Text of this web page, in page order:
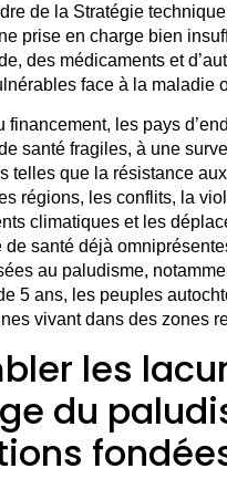
de la Stratégie
prise en charge bien
des médicaments et
face à la maladie
financement, les pays
santé fragiles, à une
telles que la résistance
régions, les conflits, la
climatiques et les
de santé déjà
au paludisme,
5 ans, les peuples
vivant dans des zones
les
du